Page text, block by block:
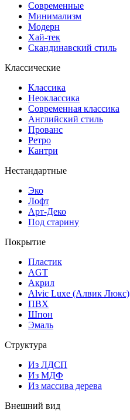
Современные
Минимализм
Модерн
Хай-тек
Скандинавский стиль
Классические
Классика
Неоклассика
Современная классика
Английский стиль
Прованс
Ретро
Кантри
Нестандартные
Эко
Лофт
Арт-Деко
Под старину
Покрытие
Пластик
AGT
Акрил
Alvic Luxe (Алвик Люкс)
ПВХ
Шпон
Эмаль
Структура
Из ЛДСП
Из МДФ
Из массива дерева
Внешний вид